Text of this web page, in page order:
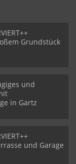
Grundstück
und
in Gartz
und Garage